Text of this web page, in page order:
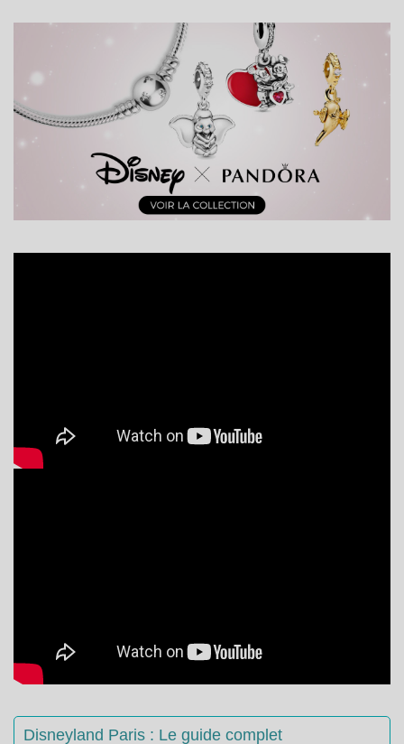
Disneyland Paris : Le guide complet